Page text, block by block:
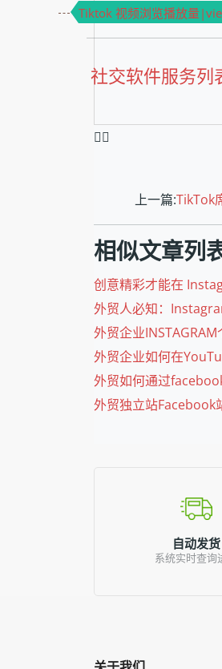
Tiktok 视频浏览播放量
社交软件服务列
❤️‍🔥
上一篇:TikTok
相似文章列
创意精彩才能在
外贸人必知：
外贸企业
外贸企业如何在
外贸如何通过
外贸独立站Facebook
自动发货
系统实时查询